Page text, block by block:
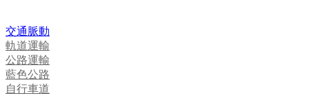
交通脈動
軌道運輸
公路運輸
藍色公路
自行車道